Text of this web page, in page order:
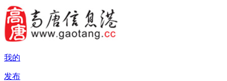
我的
发布